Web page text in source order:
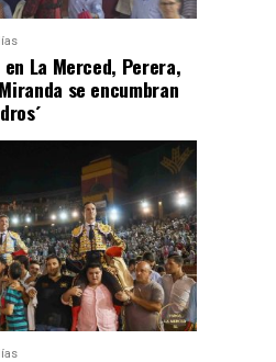
La Merced, Perera,
se encumbran